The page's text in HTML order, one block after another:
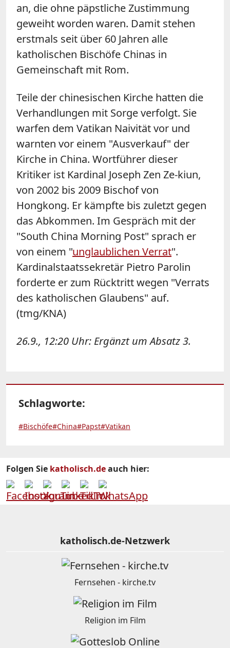
an, die ohne päpstliche Zustimmung
geweiht worden waren. Damit stehen
erstmals seit über 60 Jahren alle
katholischen Bischöfe Chinas in
Gemeinschaft mit Rom.
Teile der chinesischen Kirche hatten die
Verhandlungen mit Sorge verfolgt. Sie
warfen dem Vatikan Naivität vor und
warnten vor einem "Ausverkauf" der
Kirche in China. Wortführer dieser
Kritiker ist Kardinal Joseph Zen Ze-kiun,
von 2002 bis 2009 Bischof von
Hongkong. Er kämpfte bis zuletzt gegen
das Abkommen. Im Gespräch mit der
"South China Morning Post" sprach er
von einem "unglaublichen Verrat".
Kardinalstaatssekretär Pietro Parolin
forderte er zum Rücktritt wegen "Verrats
des katholischen Glaubens" auf.
(tmg/KNA)
26.9., 12:20 Uhr: Ergänzt um Absatz 3.
Schlagworte:
#Bischöfe#China#Papst#Vatikan
Folgen Sie katholisch.deauch hier:
katholisch.de-Netzwerk
Fernsehen - kirche.tv
Religion im Film